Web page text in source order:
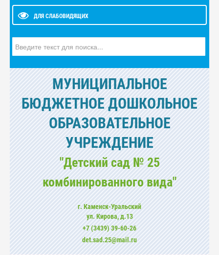
ДЛЯ СЛАБОВИДЯЩИХ
МУНИЦИПАЛЬНОЕ
БЮДЖЕТНОЕ ДОШКОЛЬНОЕ
ОБРАЗОВАТЕЛЬНОЕ
УЧРЕЖДЕНИЕ
"Детский сад № 25
комбинированного вида"
г. Каменск-Уральский
ул. Кирова, д.13
+7 (3439) 39-60-26
det.sad.25@mail.ru